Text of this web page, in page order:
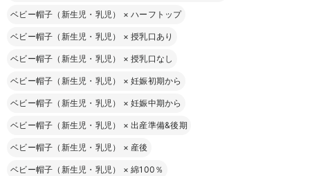
ベビー帽子（新生児・乳児） ×ハーフトップ
ベビー帽子（新生児・乳児） ×授乳口あり
ベビー帽子（新生児・乳児） ×授乳口なし
ベビー帽子（新生児・乳児） ×妊娠初期から
ベビー帽子（新生児・乳児） ×妊娠中期から
ベビー帽子（新生児・乳児） ×出産準備&後期
ベビー帽子（新生児・乳児） × 産後
ベビー帽子（新生児・乳児） ×綿100％